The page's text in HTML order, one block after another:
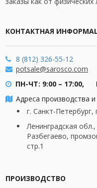
КОНТАКТНАЯ
8 (812) 326-55-12
potsale@sarosco.com
ПН-ЧТ: 9:00 – 17:00,
Адреса производства и
г. Санкт-
Ленинградская
Разбегаево,
стр.1
ПРОИЗВОДСТВО